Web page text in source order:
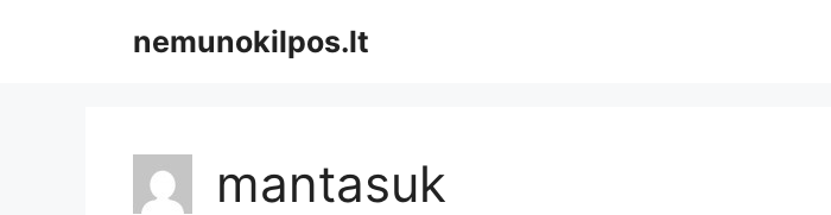
nemunokilpos.lt
mantasuk